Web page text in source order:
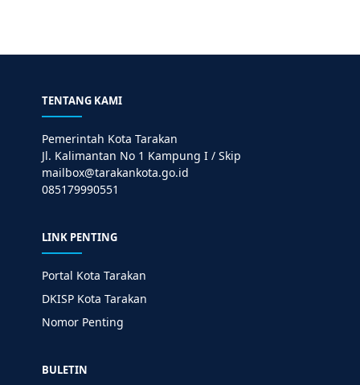
TENTANG KAMI
Pemerintah Kota Tarakan
Jl. Kalimantan No 1 Kampung I / Skip
mailbox@tarakankota.go.id
085179990551
LINK PENTING
Portal Kota Tarakan
DKISP Kota Tarakan
Nomor Penting
BULETIN